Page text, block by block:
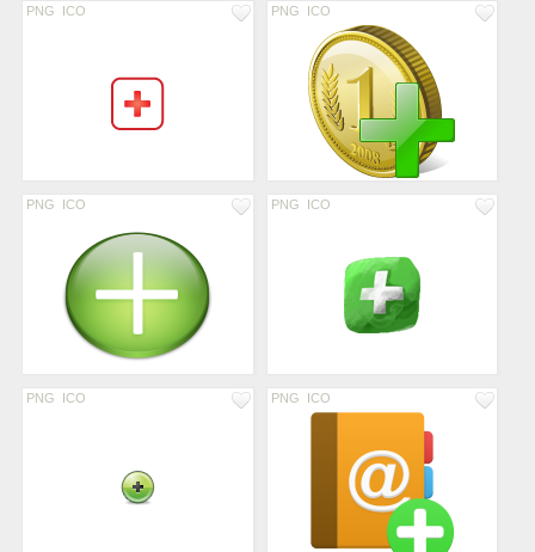
PNG ICO PNG ICO
PNG ICO PNG ICO
PNG ICO PNG ICO